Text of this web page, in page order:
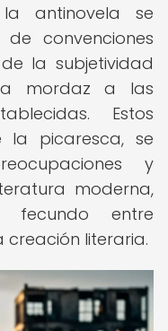
antinovela se
convenciones
la subjetividad
mordaz a las
Estos
la picaresca, se
y
moderna,
fecundo entre
creación literaria.